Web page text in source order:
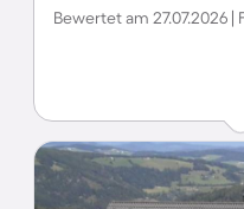
Bewertet am 27.07.2026 |